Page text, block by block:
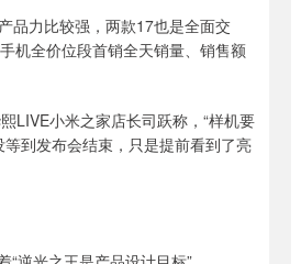
品力比较强，两款17也是全面交
机全价位段首销全天销量、销售额
LIVE小米之家店长司跃称，“样机要
到发布会结束，只是提前看到了亮